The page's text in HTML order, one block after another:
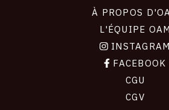
À PROPOS
L'ÉQUIPE OAM
INSTAGRAM
FACEBOOK
CGU
CGV